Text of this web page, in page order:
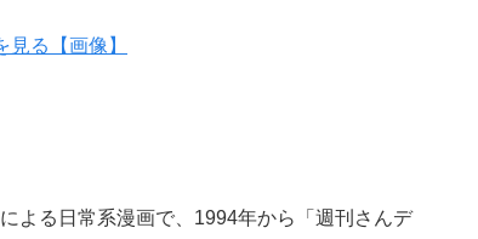
る【画像】
よる日常系漫画で、1994年から「週刊さんデ